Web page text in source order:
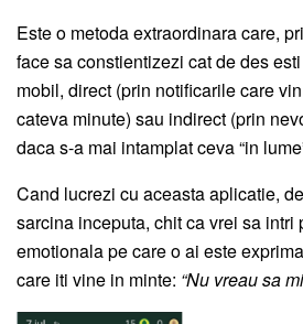
Este o metoda extraordinara care,
face sa constientizezi cat de des
mobil, direct (prin notificarile care
cateva minute) sau indirect (prin
daca s-a mai intamplat ceva “in
Cand lucrezi cu aceasta aplicatie,
sarcina inceputa, chit ca vrei sa intri
emotionala pe care o ai este
care iti vine in minte: “Nu vreau sa